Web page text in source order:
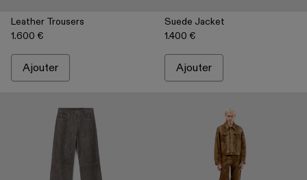
Leather Trousers
1.600 €
Ajouter
Suede Jacket
1.400 €
Ajouter